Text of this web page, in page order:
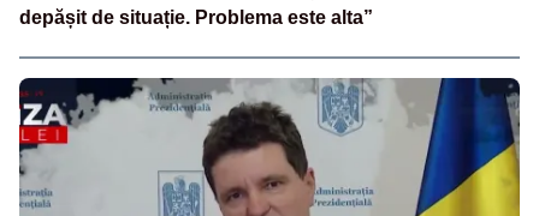
depășit de situație. Problema este alta”